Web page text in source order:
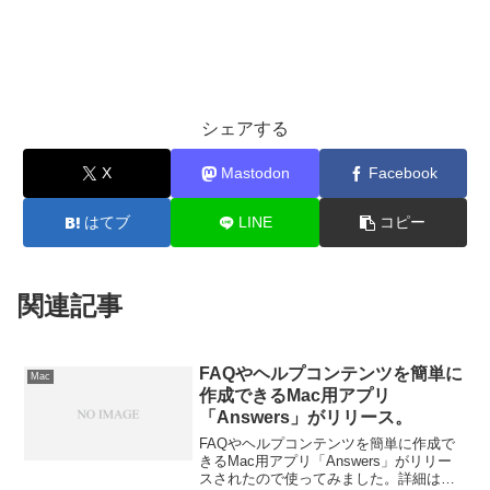
シェアする
X Mastodon Facebook
はてブ LINE コピー
関連記事
Mac
FAQやヘルプコンテンツを簡単に
作成できるMac用アプリ
「Answers」がリリース。
FAQやヘルプコンテンツを簡単に作成で
きるMac用アプリ「Answers」がリリー
スされたので使ってみました。詳細は以